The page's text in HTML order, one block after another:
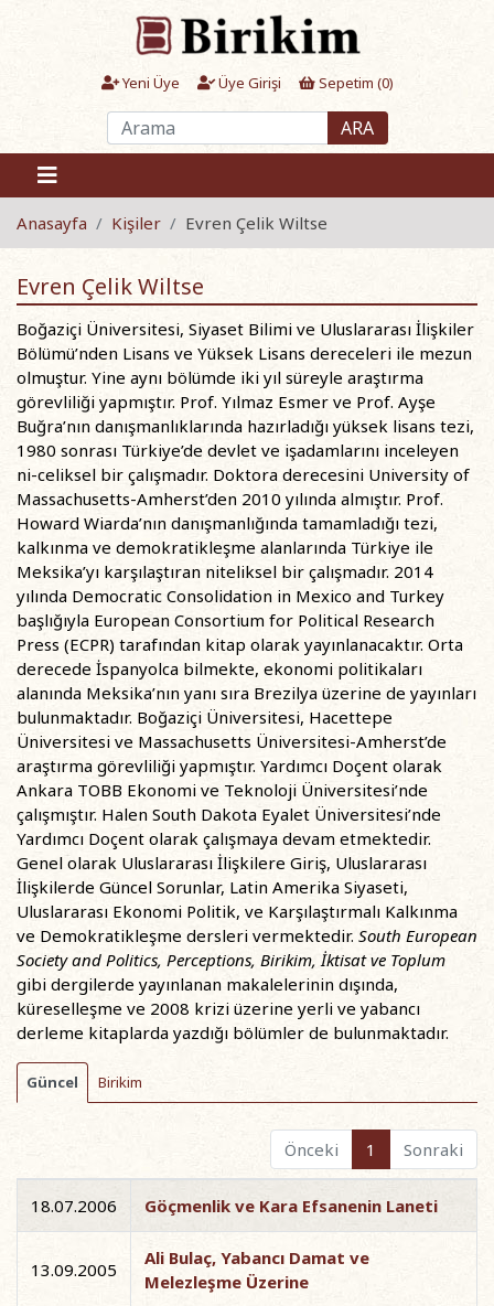
Yeni Üye Üye Girişi Sepetim (0)
ARA
Anasayfa Kişiler Evren Çelik Wiltse
Evren Çelik Wiltse
Boğaziçi Üniversitesi, Siyaset Bilimi ve Uluslararası İlişkiler
Bölümü’nden Lisans ve Yüksek Lisans dereceleri ile mezun
olmuştur. Yine aynı bölümde iki yıl süreyle araştırma
görevliliği yapmıştır. Prof. Yılmaz Esmer ve Prof. Ayşe
Buğra’nın danışmanlıklarında hazırladığı yüksek lisans tezi,
1980 sonrası Türkiye’de devlet ve işadamlarını inceleyen
ni-celiksel bir çalışmadır. Doktora derecesini University of
Massachusetts-Amherst’den 2010 yılında almıştır. Prof.
Howard Wiarda’nın danışmanlığında tamamladığı tezi,
kalkınma ve demokratikleşme alanlarında Türkiye ile
Meksika’yı karşılaştıran niteliksel bir çalışmadır. 2014
yılında Democratic Consolidation in Mexico and Turkey
başlığıyla European Consortium for Political Research
Press (ECPR) tarafından kitap olarak yayınlanacaktır. Orta
derecede İspanyolca bilmekte, ekonomi politikaları
alanında Meksika’nın yanı sıra Brezilya üzerine de yayınları
bulunmaktadır. Boğaziçi Üniversitesi, Hacettepe
Üniversitesi ve Massachusetts Üniversitesi-Amherst’de
araştırma görevliliği yapmıştır. Yardımcı Doçent olarak
Ankara TOBB Ekonomi ve Teknoloji Üniversitesi’nde
çalışmıştır. Halen South Dakota Eyalet Üniversitesi’nde
Yardımcı Doçent olarak çalışmaya devam etmektedir.
Genel olarak Uluslararası İlişkilere Giriş, Uluslararası
İlişkilerde Güncel Sorunlar, Latin Amerika Siyaseti,
Uluslararası Ekonomi Politik, ve Karşılaştırmalı Kalkınma
ve Demokratikleşme dersleri vermektedir. South European
Society and Politics, Perceptions, Birikim, İktisat ve Toplum
gibi dergilerde yayınlanan makalelerinin dışında,
küreselleşme ve 2008 krizi üzerine yerli ve yabancı
derleme kitaplarda yazdığı bölümler de bulunmaktadır.
Güncel Birikim
Önceki 1 Sonraki
18.07.2006 Göçmenlik ve Kara Efsanenin Laneti
13.09.2005
Ali Bulaç, Yabancı Damat ve
Melezleşme Üzerine